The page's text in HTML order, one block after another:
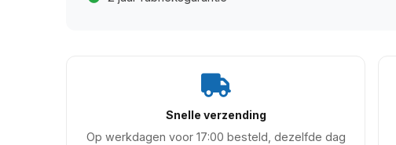
Snelle verzending
Op werkdagen voor 17:00 besteld, dezelfde dag